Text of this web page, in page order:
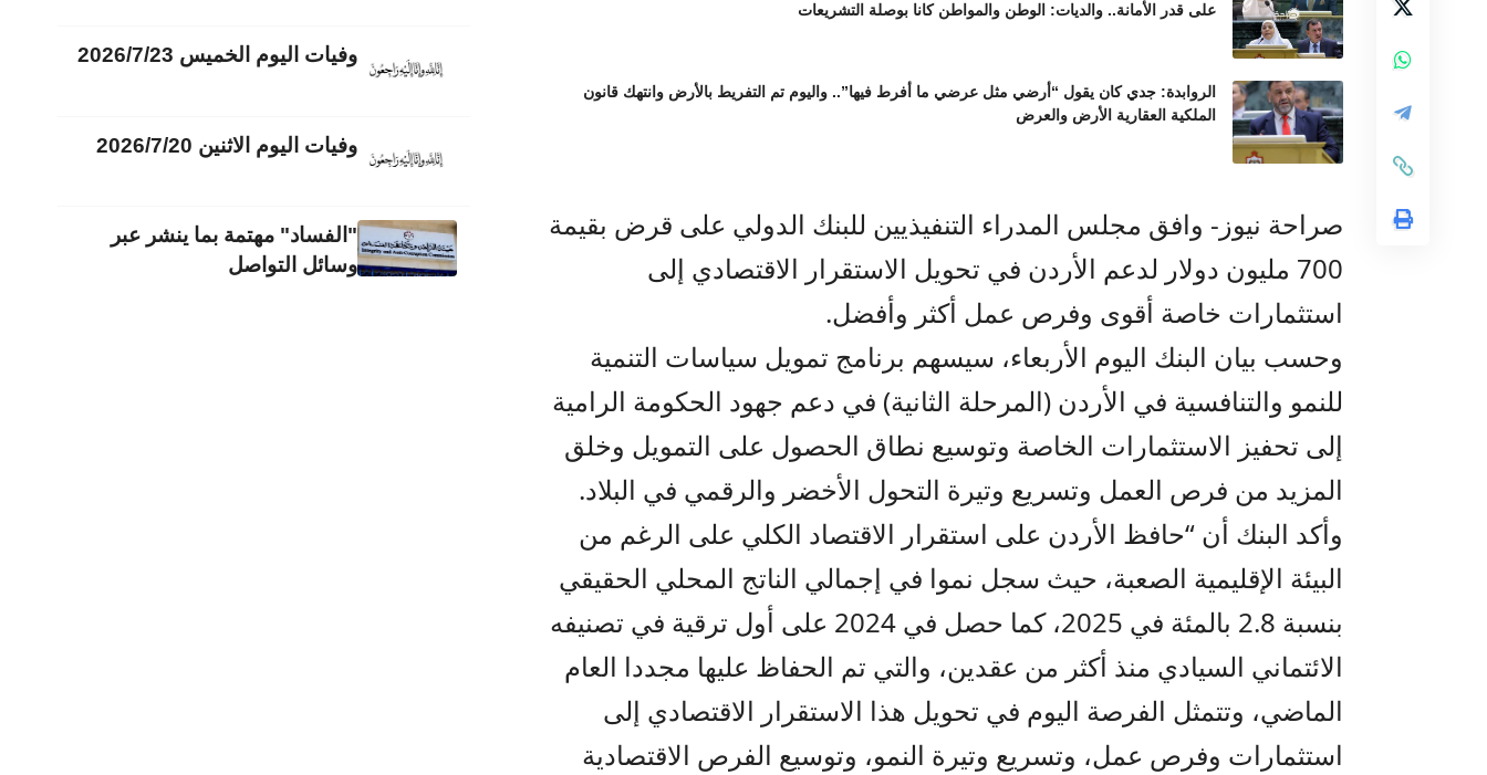
على قدر الأمانة.. والديات: الوطن والمواطن كانا بوصلة التشريعات
الروابدة: جدي كان يقول “أرضي مثل عرضي ما أفرط فيها”.. واليوم تم التفريط بالأرض وانتهك قانون
الملكية العقارية الأرض والعرض
صراحة نيوز- وافق مجلس المدراء التنفيذيين للبنك الدولي على قرض بقيمة
700 مليون دولار لدعم الأردن في تحويل الاستقرار الاقتصادي إلى
استثمارات خاصة أقوى وفرص عمل أكثر وأفضل.
وحسب بيان البنك اليوم الأربعاء، سيسهم برنامج تمويل سياسات التنمية
للنمو والتنافسية في الأردن (المرحلة الثانية) في دعم جهود الحكومة الرامية
إلى تحفيز الاستثمارات الخاصة وتوسيع نطاق الحصول على التمويل وخلق
المزيد من فرص العمل وتسريع وتيرة التحول الأخضر والرقمي في البلاد.
وأكد البنك أن “حافظ الأردن على استقرار الاقتصاد الكلي على الرغم من
البيئة الإقليمية الصعبة، حيث سجل نموا في إجمالي الناتج المحلي الحقيقي
بنسبة 2.8 بالمئة في 2025، كما حصل في 2024 على أول ترقية في تصنيفه
الائتماني السيادي منذ أكثر من عقدين، والتي تم الحفاظ عليها مجددا العام
الماضي، وتتمثل الفرصة اليوم في تحويل هذا الاستقرار الاقتصادي إلى
استثمارات وفرص عمل، وتسريع وتيرة النمو، وتوسيع الفرص الاقتصادية
وفيات اليوم الخميس 2026/7/23
وفيات اليوم الاثنين 2026/7/20
"الفساد" مهتمة بما ينشر عبر
وسائل التواصل